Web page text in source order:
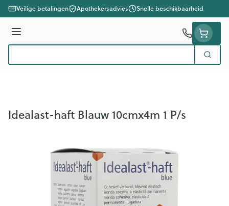
Ga naar de inhoud
Veilige betalingen Apothekersadvies Snelle beschikbaarheid
Menu
Zoek
Idealast-haft Blauw 10cmx4m 1 P/s